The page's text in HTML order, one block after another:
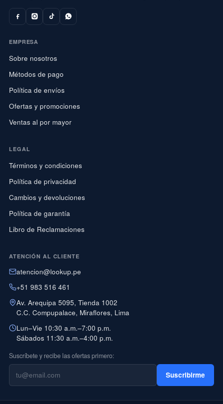
EMPRESA
Sobre nosotros
Métodos de pago
Política de envíos
Ofertas y promociones
Ventas al por mayor
LEGAL
Términos y condiciones
Política de privacidad
Cambios y devoluciones
Política de garantía
Libro de Reclamaciones
ATENCIÓN AL CLIENTE
atencion@lookup.pe
+51 983 516 461
Av. Arequipa 5095, Tienda 1002
C.C. Compupalace, Miraflores, Lima
Lun–Vie 10:30 a.m.–7:00 p.m.
Sábados 11:30 a.m.–4:00 p.m.
Suscríbete y recibe las ofertas primero:
Suscribirme